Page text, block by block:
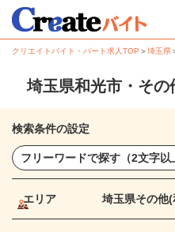
クリエイトバイト・パート求人TOP ＞埼玉県
埼玉県和光市・そ
検索条件の設定
エリア 埼玉県その他(